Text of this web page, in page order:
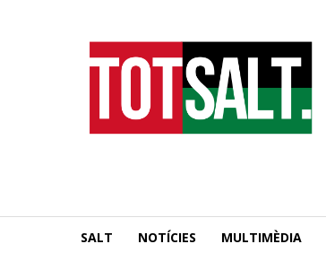
SALT NOTÍCIES MULTIMÈDIA